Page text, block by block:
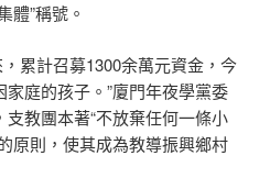
體”稱號。
，累計召募1300余萬元資金，今
庭的孩子。”廈門年夜學黨委
教團本著“不放棄任何一條小
原則，使其成為教導振興鄉村